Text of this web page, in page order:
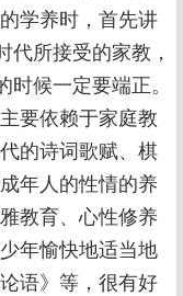
学养时，首先讲
代所接受的家教，
时候一定要端正。
要依赖于家庭教
的诗词歌赋、棋
年人的性情的养
教育、心性修养
年愉快地适当地
语》等，很有好